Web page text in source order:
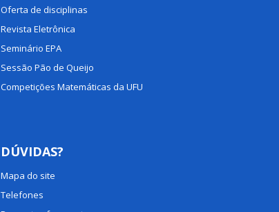
Oferta de disciplinas
Revista Eletrônica
Seminário EPA
Sessão Pão de Queijo
Competições Matemáticas da UFU
DÚVIDAS?
Mapa do site
Telefones